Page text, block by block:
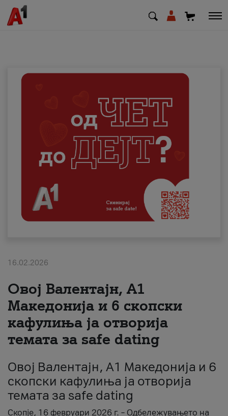
Деловни
Поддршка
Надополни кредит
Плати сметка
#ПодобарОнлајн
16.02.2026
Овој Валентајн, A1
Македонија и 6 скопски
кафулиња ја отворија
темата за safe dating
Овој Валентајн, A1 Македонија и 6
скопски кафулиња ја отворија
темата за safe dating
Скопје, 16 февруари 2026 г. – Одбележувањето на